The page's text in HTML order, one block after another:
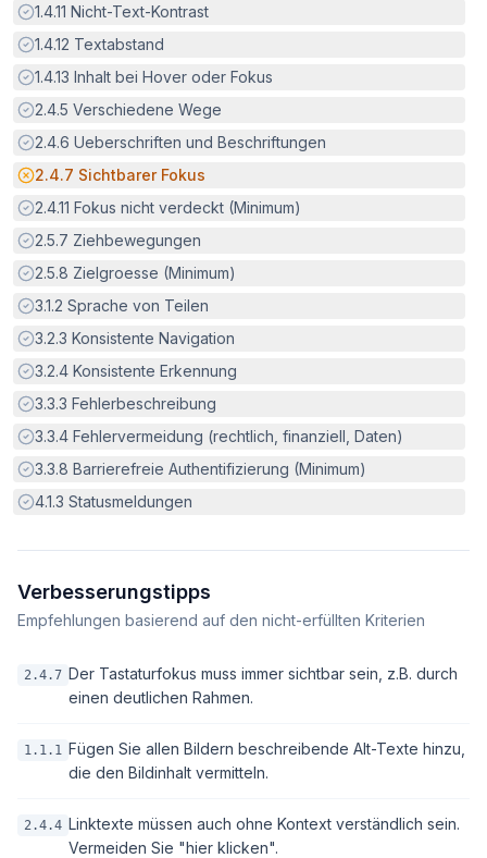
Erfüllt:
1.4.11 Nicht-Text-Kontrast
Erfüllt:
1.4.12 Textabstand
Erfüllt:
1.4.13 Inhalt bei Hover oder Fokus
Erfüllt:
2.4.5 Verschiedene Wege
Erfüllt:
2.4.6 Ueberschriften und Beschriftungen
Potenzielle Barriere:
2.4.7 Sichtbarer Fokus
Erfüllt:
2.4.11 Fokus nicht verdeckt (Minimum)
Erfüllt:
2.5.7 Ziehbewegungen
Erfüllt:
2.5.8 Zielgroesse (Minimum)
Erfüllt:
3.1.2 Sprache von Teilen
Erfüllt:
3.2.3 Konsistente Navigation
Erfüllt:
3.2.4 Konsistente Erkennung
Erfüllt:
3.3.3 Fehlerbeschreibung
Erfüllt:
3.3.4 Fehlervermeidung (rechtlich, finanziell, Daten)
Erfüllt:
3.3.8 Barrierefreie Authentifizierung (Minimum)
Erfüllt:
4.1.3 Statusmeldungen
Verbesserungstipps
Empfehlungen basierend auf den nicht-erfüllten Kriterien
2.4.7 Der Tastaturfokus muss immer sichtbar sein, z.B. durch
einen deutlichen Rahmen.
1.1.1 Fügen Sie allen Bildern beschreibende Alt-Texte hinzu,
die den Bildinhalt vermitteln.
2.4.4 Linktexte müssen auch ohne Kontext verständlich sein.
Vermeiden Sie "hier klicken".